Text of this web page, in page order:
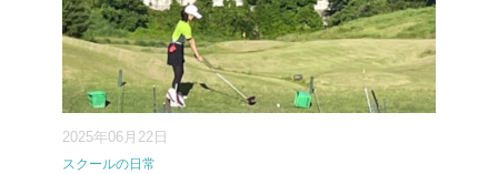
2025年06月22日
スクールの日常